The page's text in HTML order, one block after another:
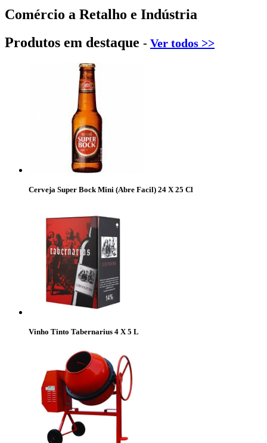
Comércio a Retalho e Indústria
Produtos em destaque - Ver todos >>
Cerveja Super Bock Mini (Abre Facil) 24 X 25 Cl
Vinho Tinto Tabernarius 4 X 5 L